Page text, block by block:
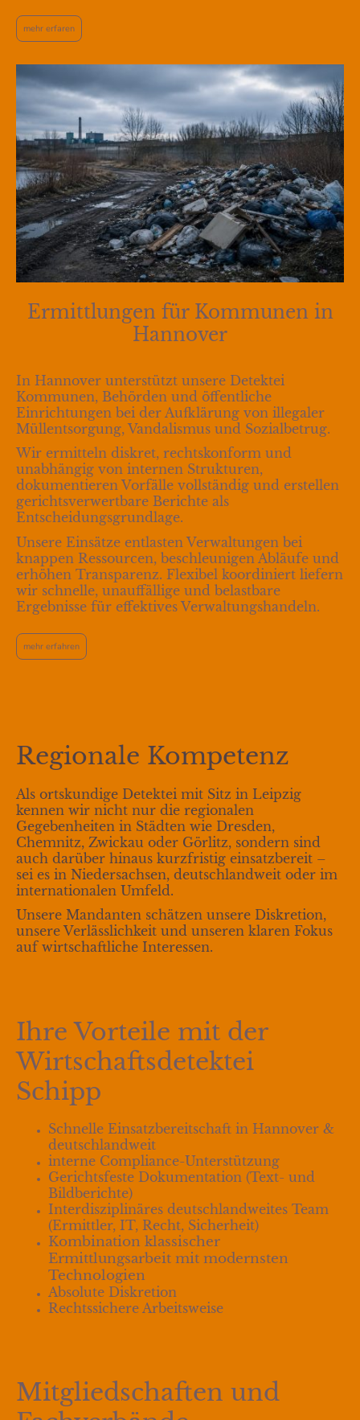
mehr erfaren
Ermittlungen für Kommunen in
Hannover
In Hannover unterstützt unsere Detektei
Kommunen, Behörden und öffentliche
Einrichtungen bei der Aufklärung von illegaler
Müllentsorgung, Vandalismus und Sozialbetrug.
Wir ermitteln diskret, rechtskonform und
unabhängig von internen Strukturen,
dokumentieren Vorfälle vollständig und erstellen
gerichtsverwertbare Berichte als
Entscheidungsgrundlage.
Unsere Einsätze entlasten Verwaltungen bei
knappen Ressourcen, beschleunigen Abläufe und
erhöhen Transparenz. Flexibel koordiniert liefern
wir schnelle, unauffällige und belastbare
Ergebnisse für effektives Verwaltungshandeln.
mehr erfahren
Regionale Kompetenz
Als ortskundige Detektei mit Sitz in Leipzig
kennen wir nicht nur die regionalen
Gegebenheiten in Städten wie Dresden,
Chemnitz, Zwickau oder Görlitz, sondern sind
auch darüber hinaus kurzfristig einsatzbereit –
sei es in Niedersachsen, deutschlandweit oder im
internationalen Umfeld.
Unsere Mandanten schätzen unsere Diskretion,
unsere Verlässlichkeit und unseren klaren Fokus
auf wirtschaftliche Interessen.
Ihre Vorteile mit der
Wirtschaftsdetektei
Schipp
Schnelle Einsatzbereitschaft in Hannover &
deutschlandweit
interne Compliance-Unterstützung
Gerichtsfeste Dokumentation (Text- und
Bildberichte)
Interdisziplinäres deutschlandweites Team
(Ermittler, IT, Recht, Sicherheit)
Kombination klassischer
Ermittlungsarbeit mit modernsten
Technologien
Absolute Diskretion
Rechtssichere Arbeitsweise
Mitgliedschaften und